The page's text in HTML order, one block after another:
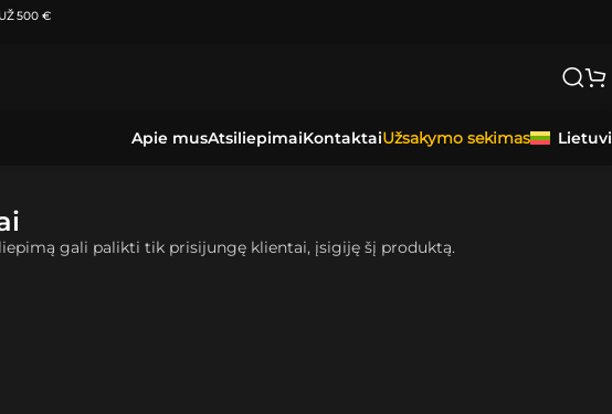
DIENAS.
Apie musAtsiliepimaiKontaktaiUžsakymo sekimas
gali palikti tik prisijungę klientai, įsigiję šį produktą.